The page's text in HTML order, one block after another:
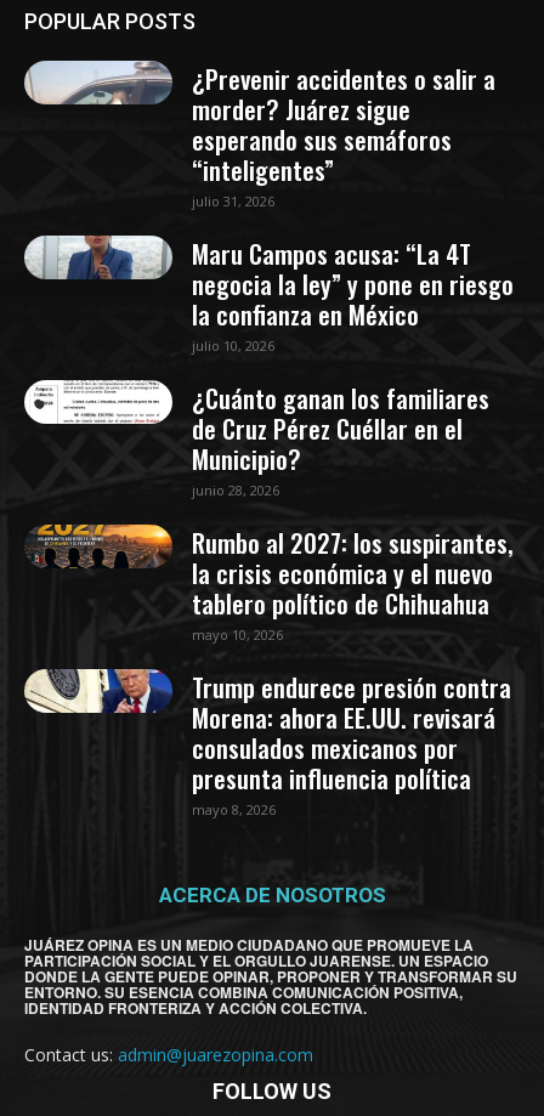
POPULAR POSTS
¿Prevenir accidentes o salir a
morder? Juárez sigue
esperando sus semáforos
“inteligentes”
julio 31, 2026
Maru Campos acusa: “La 4T
negocia la ley” y pone en riesgo
la confianza en México
julio 10, 2026
¿Cuánto ganan los familiares
de Cruz Pérez Cuéllar en el
Municipio?
junio 28, 2026
Rumbo al 2027: los suspirantes,
la crisis económica y el nuevo
tablero político de Chihuahua
mayo 10, 2026
Trump endurece presión contra
Morena: ahora EE.UU. revisará
consulados mexicanos por
presunta influencia política
mayo 8, 2026
ACERCA DE NOSOTROS
JUÁREZ OPINA ES UN MEDIO CIUDADANO QUE PROMUEVE LA
PARTICIPACIÓN SOCIAL Y EL ORGULLO JUARENSE. UN ESPACIO
DONDE LA GENTE PUEDE OPINAR, PROPONER Y TRANSFORMAR SU
ENTORNO. SU ESENCIA COMBINA COMUNICACIÓN POSITIVA,
IDENTIDAD FRONTERIZA Y ACCIÓN COLECTIVA.
Contact us: admin@juarezopina.com
FOLLOW US